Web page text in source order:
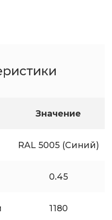
Значение
RAL 5005 (Синий)
0.45
1180